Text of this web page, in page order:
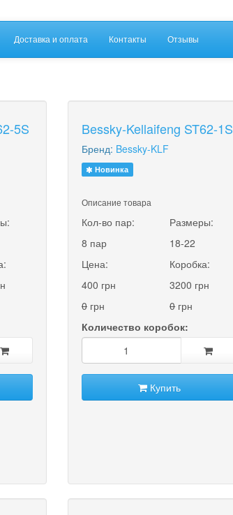
Доставка и оплата Контакты Отзывы
5S Bessky-Kellaifeng ST62-1S
Бренд: Bessky-KLF
Новинка
Описание товара
Кол-во пар:
8 пар
Размеры:
18-22
Цена:
400 грн
0грн
Коробка:
3200 грн
0грн
Количество коробок:
Купить